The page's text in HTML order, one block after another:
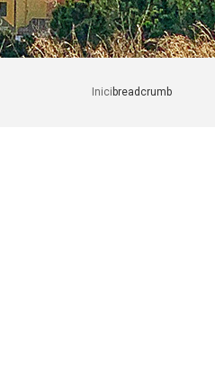
Inici breadcrumb